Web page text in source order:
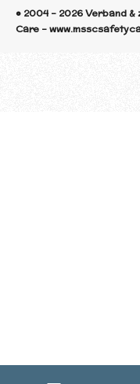
© 2004 - 2026 Verband &
Care -